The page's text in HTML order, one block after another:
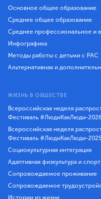
Основное общее образование
Среднее общее образование
Среднее профессиональное и
Инфографика
Методы работы с детьми с РАС
Альтернативная и
ЖИЗНЬ В ОБЩЕСТВЕ
Всероссийская неделя
Фестиваль #ЛюдиКакЛюди-
Всероссийская неделя
Фестиваль #ЛюдиКакЛюди-2025
Социокультурная интеграция
Адаптивная физкультура и спорт
Сопровождаемое проживание
Сопровождаемое
Истории из жизни